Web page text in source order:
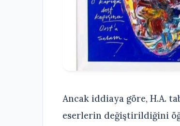
Ancak iddiaya göre, H.A.
eserlerin değiştirildiğini